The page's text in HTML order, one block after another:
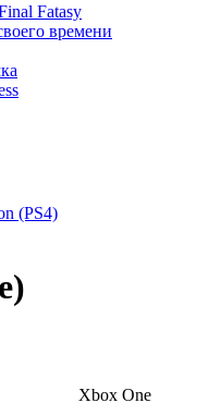
Fatasy
времени
(PS4)
Xbox One